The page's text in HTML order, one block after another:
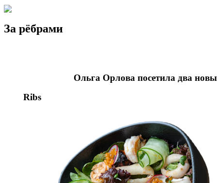
За рёбрами
Ольга Орлова посетила два
Ribs